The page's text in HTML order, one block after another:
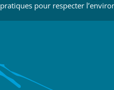
pour respecter